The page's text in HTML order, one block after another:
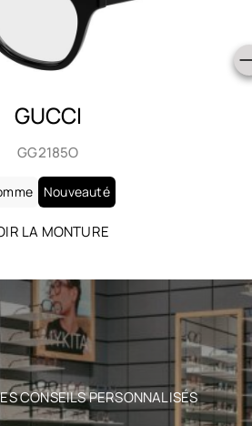
GUCCI
GG2185O
Nouveauté
LA MONTURE
CONSEILS PERSONNALISÉS